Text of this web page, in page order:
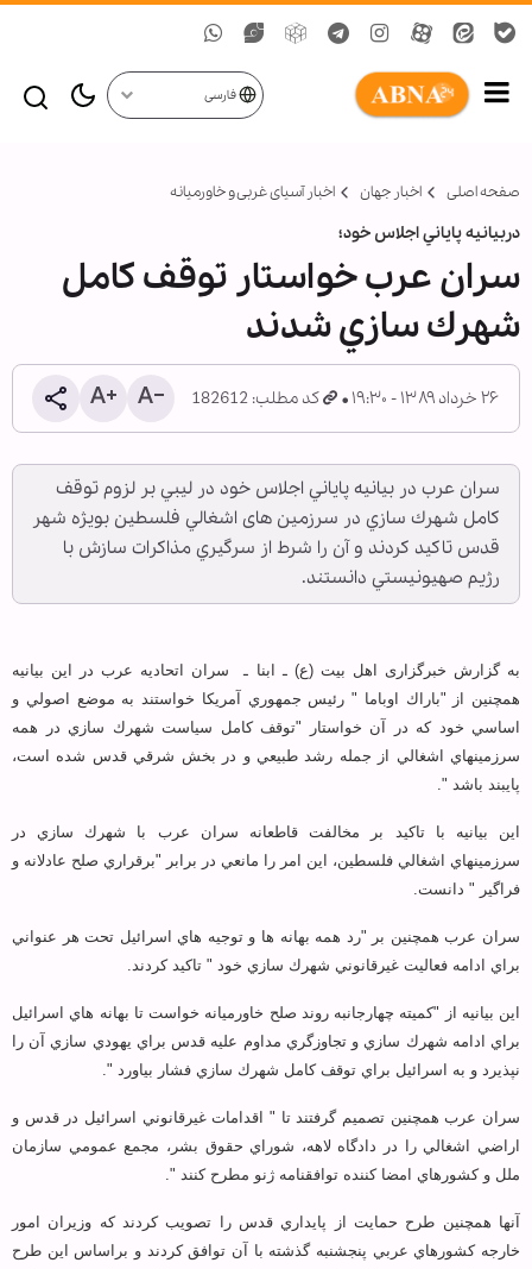
فارسی
صفحه اصلی اخبار جهان اخبار آسیای غربی و خاورمیانه
دربيانيه پاياني اجلاس خود؛
سران عرب خواستار توقف كامل
شهرك سازي شدند
۲۶ خرداد ۱۳۸۹ - ۱۹:۳۰ کد مطلب: 182612
سران عرب در بيانيه پاياني اجلاس خود در ليبي بر لزوم توقف
كامل شهرك سازي در سرزمين های اشغالي فلسطين بويژه شهر
قدس تاكيد كردند و آن را شرط از سرگيري مذاكرات سازش با
رژيم صهيونيستي دانستند.
به گزارش خبرگزاری اهل بیت (ع) ـ ابنا ـ
سران اتحاديه عرب در اين بيانيه
همچنين از "باراك اوباما " رئيس جمهوري آمريكا خواستند به موضع اصولي و
اساسي خود كه در آن خواستار "توقف كامل سياست شهرك سازي در همه
سرزمينهاي اشغالي از جمله رشد طبيعي و در بخش شرقي قدس شده است،
پايبند باشد ".
اين بيانيه با تاكيد بر مخالفت قاطعانه سران عرب با شهرك سازي در
سرزمينهاي اشغالي فلسطين، اين امر را مانعي در برابر "برقراري صلح عادلانه و
فراگير " دانست.
سران عرب همچنين بر "رد همه بهانه ها و توجيه هاي اسرائيل تحت هر عنواني
براي ادامه فعاليت غيرقانوني شهرك سازي خود " تاكيد كردند.
اين بيانيه از "كميته چهارجانبه روند صلح خاورميانه خواست تا بهانه هاي اسرائيل
براي ادامه شهرك سازي و تجاوزگري مداوم عليه قدس براي يهودي سازي آن را
نپذيرد و به اسرائيل براي توقف كامل شهرك سازي فشار بياورد ".
سران عرب همچنين تصميم گرفتند تا " اقدامات غيرقانوني اسرائيل در قدس و
اراضي اشغالي را در دادگاه لاهه، شوراي حقوق بشر، مجمع عمومي سازمان
ملل و كشورهاي امضا كننده توافقنامه ژنو مطرح كنند ".
آنها همچنين طرح حمايت از پايداري قدس را تصويب كردند كه وزيران امور
خارجه كشورهاي عربي پنجشنبه گذشته با آن توافق كردند و براساس اين طرح